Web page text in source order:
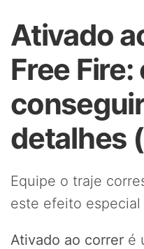
Ativado
Free
detalhes
Equipe o traje
este efeito especial
Ativado ao correr é